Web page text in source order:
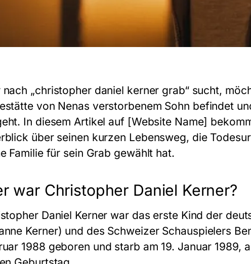
nach „christopher daniel kerner grab“ sucht,
von Nenas verstorbenem Sohn befindet
In diesem Artikel auf [Website Name]
über seinen kurzen Lebensweg, die
Familie für sein Grab gewählt hat.
war Christopher Daniel Kerner?
Daniel Kerner war das erste Kind der
Kerner) und des Schweizer Schauspielers
1988 geboren und starb am 19. Januar 1989,